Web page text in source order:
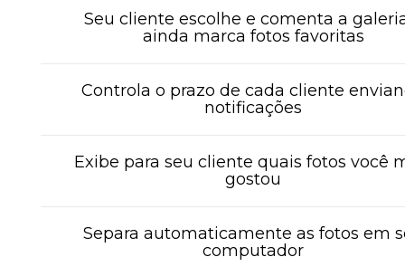
Seu cliente escolhe e comenta a
ainda marca fotos favoritas
Controla o prazo de cada cliente
notificações
Exibe para seu cliente quais fotos você
gostou
Separa automaticamente as fotos em
computador